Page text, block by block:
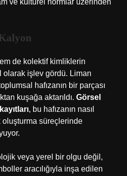
ve kültürel normlar üzerinden
de kolektif kimliklerin
işlev gördü. Liman
hafızanın bir parçası
kuşağa aktarıldı. Görsel
, bu hafızanın nasıl
oluşturma süreçlerinde
veya yerel bir olgu değil,
aracılığıyla inşa edilen